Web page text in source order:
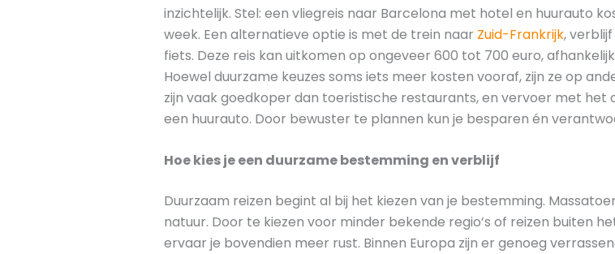
inzichtelijk. Stel: een vliegreis naar Barcelona met hotel en huurauto
week. Een alternatieve optie is met de trein naar Zuid-Frankrijk,
fiets. Deze reis kan uitkomen op ongeveer 600 tot 700 euro,
Hoewel duurzame keuzes soms iets meer kosten vooraf, zijn ze op
zijn vaak goedkoper dan toeristische restaurants, en vervoer met
een huurauto. Door bewuster te plannen kun je besparen én
Hoe kies je een duurzame bestemming en verblijf
Duurzaam reizen begint al bij het kiezen van je bestemming.
natuur. Door te kiezen voor minder bekende regio’s of reizen buiten
ervaar je bovendien meer rust. Binnen Europa zijn er genoeg